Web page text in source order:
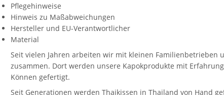
Pflegehinweise
Hinweis zu Maßabweichungen
Hersteller und EU-Verantwortlicher
Material
Seit vielen Jahren arbeiten wir mit kleinen Familienbetrieben
zusammen. Dort werden unsere Kapokprodukte mit
Können gefertigt.
Seit Generationen werden Thaikissen in Thailand von Hand